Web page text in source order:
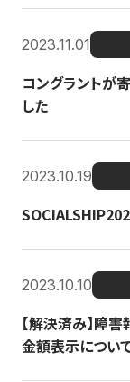
2023.11.01
コングラントが
した
2023.10.19
2023.10.10
【解決済み】障
金額表示につい